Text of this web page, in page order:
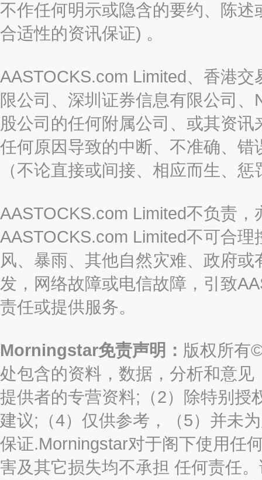
不作任何明示或隐含的要约、陈
合适性的资讯保证) 。
AASTOCKS.com Limited、香港
限公司、深圳证券信息有限公司
股公司的任何附属公司、或其资
任何原因导致的中断、不准确、
（不论直接或间接、相应而生、
AASTOCKS.com Limited不负责
AASTOCKS.com Limited不可合
风、暴雨、其他自然灾难、政府
发，网络故障或电信故障，引致
责任或提供服务。
Morningstar免责声明： 版权所有
处包含的资料，数据，分析和意见
提供者的专营资料;（2）除特别授
建议;（4）仅供参考，（5）并未
保证.Morningstar对于阁下使用任
害及其它损失均不承担 任何责任